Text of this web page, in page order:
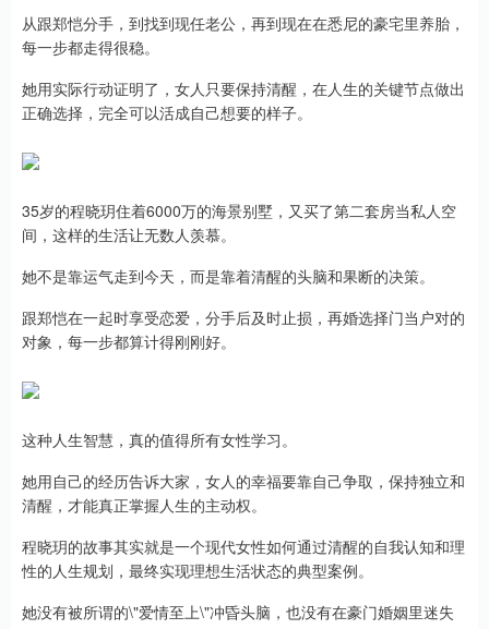
从跟郑恺分手，到找到现任老公，再到现在在悉尼的豪宅里养胎，
每一步都走得很稳。
她用实际行动证明了，女人只要保持清醒，在人生的关键节点做出
正确选择，完全可以活成自己想要的样子。
35岁的程晓玥住着6000万的海景别墅，又买了第二套房当私人空
间，这样的生活让无数人羡慕。
她不是靠运气走到今天，而是靠着清醒的头脑和果断的决策。
跟郑恺在一起时享受恋爱，分手后及时止损，再婚选择门当户对的
对象，每一步都算计得刚刚好。
这种人生智慧，真的值得所有女性学习。
她用自己的经历告诉大家，女人的幸福要靠自己争取，保持独立和
清醒，才能真正掌握人生的主动权。
程晓玥的故事其实就是一个现代女性如何通过清醒的自我认知和理
性的人生规划，最终实现理想生活状态的典型案例。
她没有被所谓的\"爱情至上\"冲昏头脑，也没有在豪门婚姻里迷失